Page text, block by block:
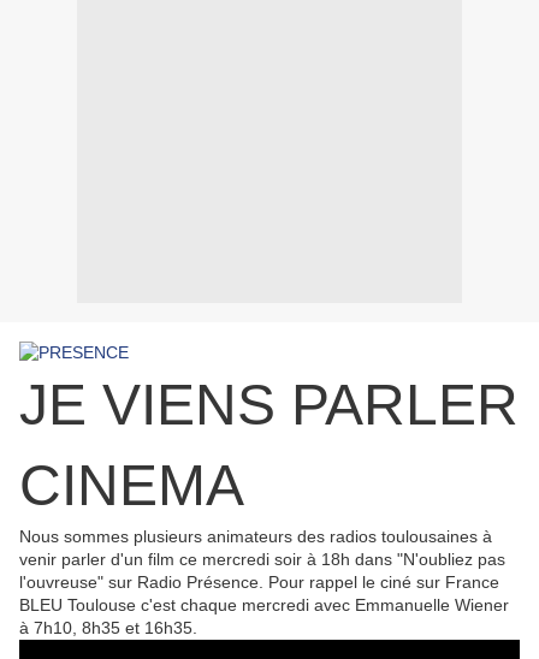
JE VIENS PARLER
CINEMA
Nous sommes plusieurs animateurs des radios toulousaines à
venir parler d'un film ce mercredi soir à 18h dans "N'oubliez pas
l'ouvreuse" sur Radio Présence. Pour rappel le ciné sur France
BLEU Toulouse c'est chaque mercredi avec Emmanuelle Wiener
à 7h10, 8h35 et 16h35.